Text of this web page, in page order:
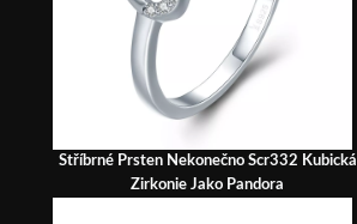
Stříbrné Prsten Nekonečno Scr332 Kubická
Zirkonie Jako Pandora